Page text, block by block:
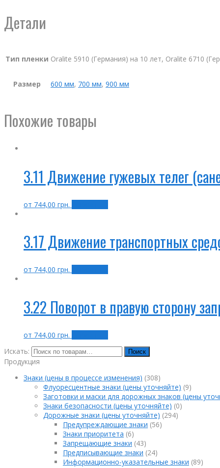
Детали
Тип пленки Oralite 5910 (Германия) на 10 лет, Oralite 6710
Размер 600 мм, 700 мм, 900 мм
Похожие товары
3.11 Движение гужевых телег
от 744,00 грн.
3.17 Движение транспортных
от 744,00 грн.
3.22 Поворот в правую сторону
от 744,00 грн.
Искать:
Поиск
Продукция
Знаки (цены в процессе изменения) (308)
Флуоресцентные знаки (цены уточняйте) (9)
Заготовки и маски для дорожных знаков (цены
Знаки безопасности (цены уточняйте) (0)
Дорожные знаки (цены уточняйте) (294)
Предупреждающие знаки (56)
Знаки приоритета (6)
Запрещающие знаки (43)
Предписывающие знаки (24)
Информационно-указательные знаки (89)